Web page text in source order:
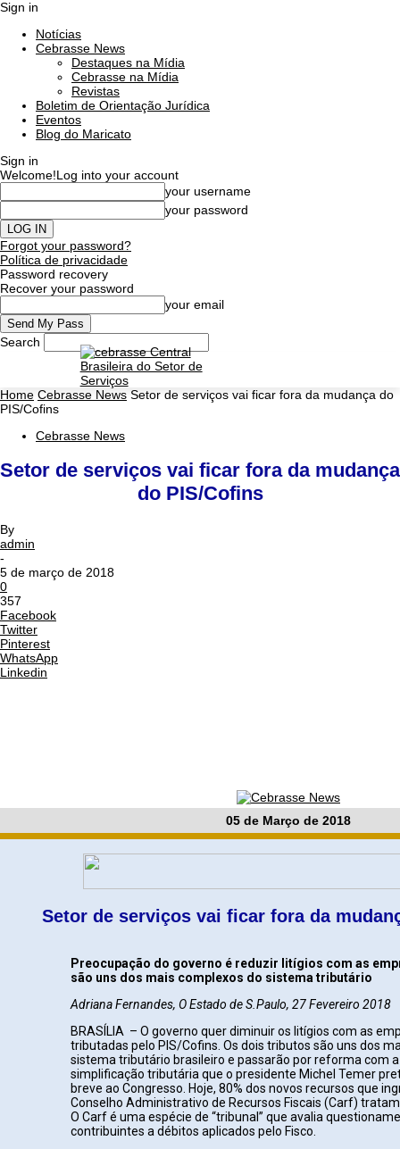
Sign in
Notícias
Cebrasse News
Destaques na Mídia
Cebrasse na Mídia
Revistas
Boletim de Orientação Jurídica
Eventos
Blog do Maricato
Sign in
Welcome!Log into your account
your username
your password
Forgot your password?
Política de privacidade
Password recovery
Recover your password
your email
Search
Home Cebrasse News Setor de serviços vai ficar fora da mudança do
PIS/Cofins
Cebrasse News
Setor de serviços vai ficar fora da mudança
do PIS/Cofins
By
admin
-
5 de março de 2018
0
357
Facebook
Twitter
Pinterest
WhatsApp
Linkedin
05 de Março de 2018
Setor de serviços vai ficar fora da
Preocupação do governo é reduzir litígios com as
são uns dos mais complexos do sistema tributário
Adriana Fernandes, O Estado de S.Paulo, 27 Fevereiro 2018
BRASÍLIA – O governo quer diminuir os litígios com as
tributadas pelo PIS/Cofins. Os dois tributos são uns dos
sistema tributário brasileiro e passarão por reforma com
simplificação tributária que o presidente Michel Temer
breve ao Congresso. Hoje, 80% dos novos recursos que
Conselho Administrativo de Recursos Fiscais (Carf)
O Carf é uma espécie de “tribunal” que avalia
contribuintes a débitos aplicados pelo Fisco.